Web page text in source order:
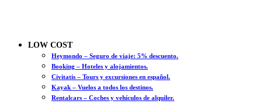
LOW COST
Heymondo – Seguro de viaje: 5% descuento.
Booking – Hoteles y alojamientos.
Civitatis – Tours y excursiones en español.
Kayak – Vuelos a todos los destinos.
Rentalcars – Coches y vehículos de alquiler.